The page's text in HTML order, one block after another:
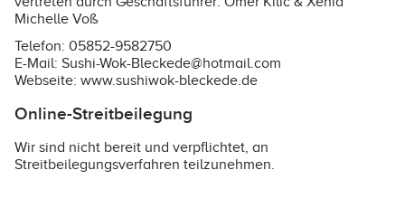
Michelle Voß
Telefon: 05852-9582750
E-Mail: Sushi-Wok-Bleckede@hotmail.com
Webseite: www.sushiwok-bleckede.de
Online-Streitbeilegung
Wir sind nicht bereit und verpflichtet, an
Streitbeilegungsverfahren teilzunehmen.